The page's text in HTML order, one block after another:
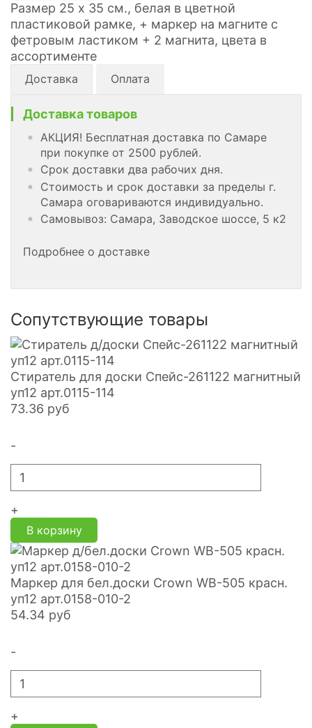
Размер 25 х 35 см., белая в цветной
пластиковой рамке, + маркер на магните с
фетровым ластиком + 2 магнита, цвета в
ассортименте
Доставка Оплата
Доставка товаров
АКЦИЯ! Бесплатная доставка по Самаре
при покупке от 2500 рублей.
Срок доставки два рабочих дня.
Стоимость и срок доставки за пределы г.
Самара оговариваются индивидуально.
Самовывоз: Самара, Заводское шоссе, 5 к2
Подробнее о доставке
Сопутствующие товары
Стиратель для доски Спейс-261122 магнитный
уп12 арт.0115-114
73.36 руб
-
+
В корзину
Маркер для бел.доски Crown WB-505 красн.
уп12 арт.0158-010-2
54.34 руб
-
+